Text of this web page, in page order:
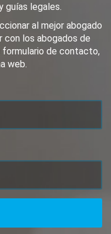
guías legales.
al mejor abogado
con los abogados de
formulario de contacto,
web.